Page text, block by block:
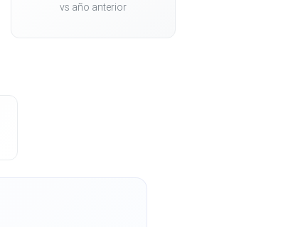
vs año anterior